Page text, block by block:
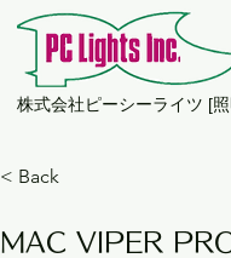
株式会社ピーシーライツ [
< Back
MAC VIPER